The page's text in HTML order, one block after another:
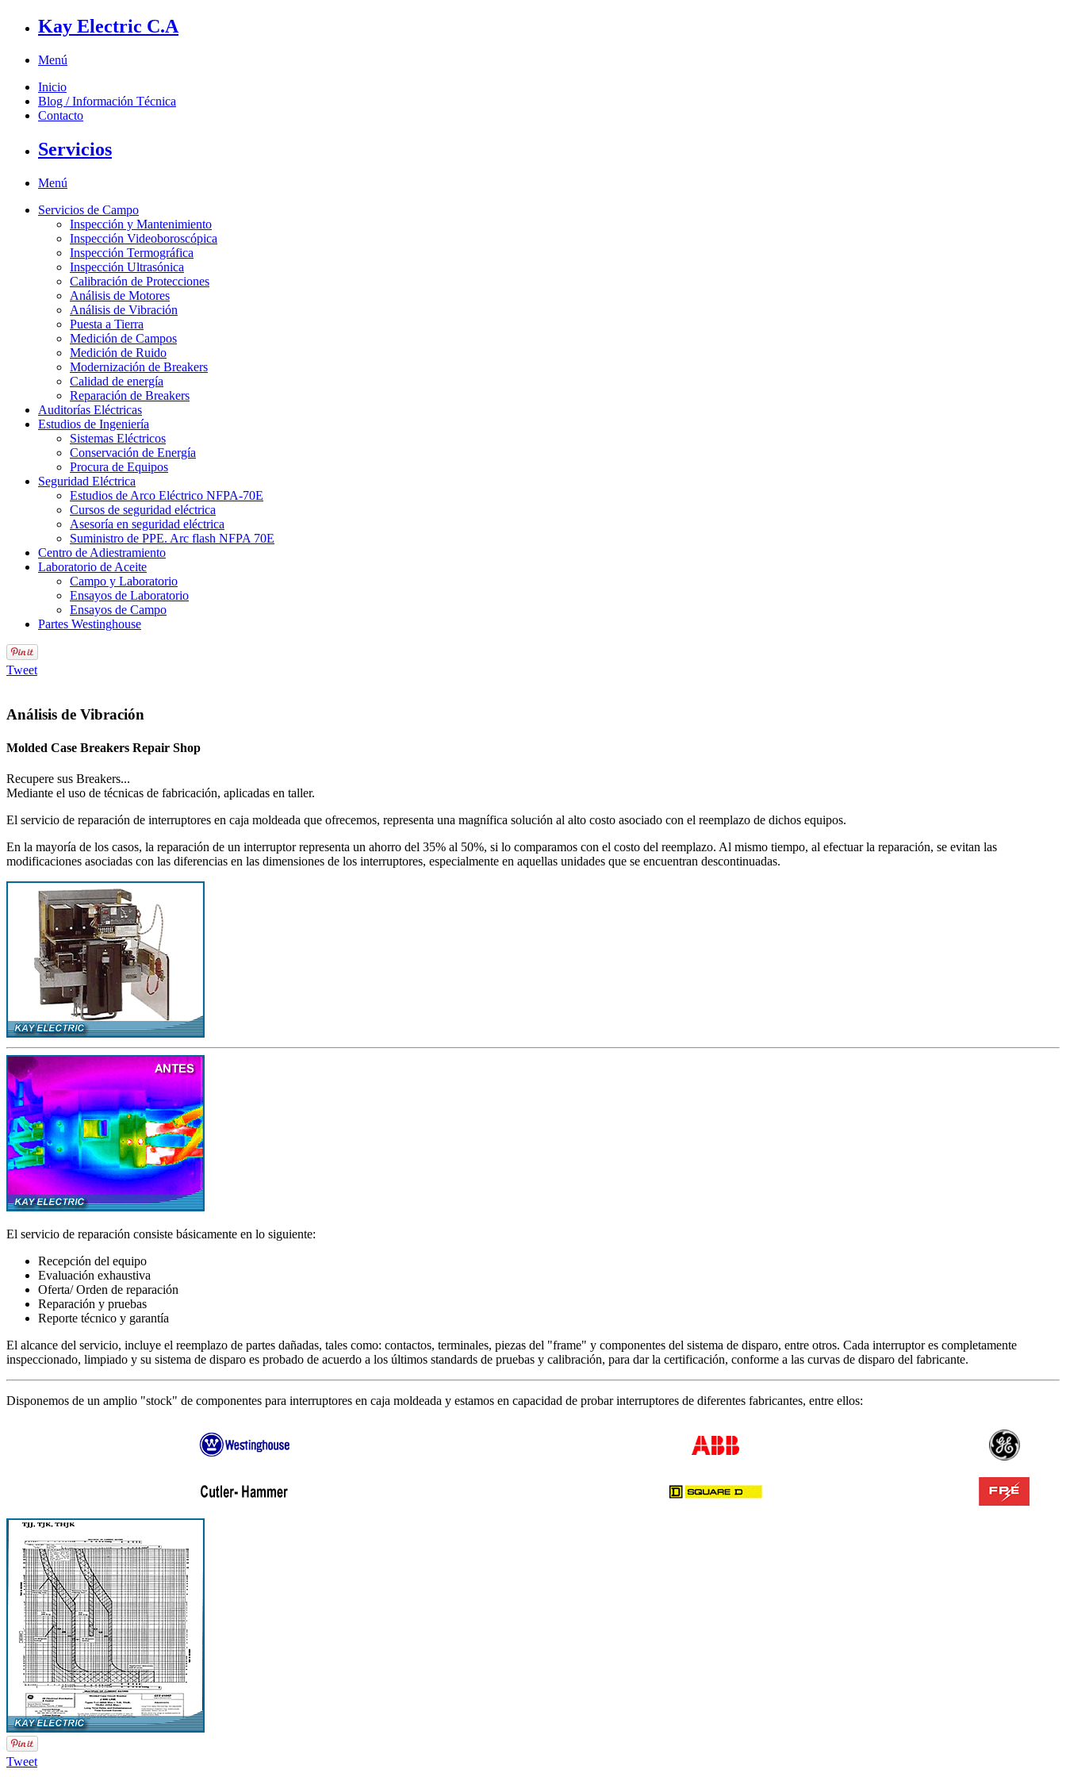
Kay Electric C.A
Menú
Inicio
Blog / Información Técnica
Contacto
Servicios
Menú
Servicios de Campo
Inspección y Mantenimiento
Inspección Videoboroscópica
Inspección Termográfica
Inspección Ultrasónica
Calibración de Protecciones
Análisis de Motores
Análisis de Vibración
Puesta a Tierra
Medición de Campos
Medición de Ruido
Modernización de Breakers
Calidad de energía
Reparación de Breakers
Auditorías Eléctricas
Estudios de Ingeniería
Sistemas Eléctricos
Conservación de Energía
Procura de Equipos
Seguridad Eléctrica
Estudios de Arco Eléctrico NFPA-70E
Cursos de seguridad eléctrica
Asesoría en seguridad eléctrica
Suministro de PPE. Arc flash NFPA 70E
Centro de Adiestramiento
Laboratorio de Aceite
Campo y Laboratorio
Ensayos de Laboratorio
Ensayos de Campo
Partes Westinghouse
Tweet
Análisis de Vibración
Molded Case Breakers Repair Shop
Recupere sus Breakers...
Mediante el uso de técnicas de fabricación, aplicadas en taller.
El servicio de reparación de interruptores en caja moldeada que ofrecemos, representa una magnífica solución al alto costo asociado con el reemplazo de dichos equipos.
En la mayoría de los casos, la reparación de un interruptor representa un ahorro del 35% al 50%, si lo comparamos con el costo del reemplazo. Al mismo tiempo, al efectuar la reparación, se evitan las
modificaciones asociadas con las diferencias en las dimensiones de los interruptores, especialmente en aquellas unidades que se encuentran descontinuadas.
El servicio de reparación consiste básicamente en lo siguiente:
Recepción del equipo
Evaluación exhaustiva
Oferta/ Orden de reparación
Reparación y pruebas
Reporte técnico y garantía
El alcance del servicio, incluye el reemplazo de partes dañadas, tales como: contactos, terminales, piezas del "frame" y componentes del sistema de disparo, entre otros. Cada interruptor es completamente
inspeccionado, limpiado y su sistema de disparo es probado de acuerdo a los últimos standards de pruebas y calibración, para dar la certificación, conforme a las curvas de disparo del fabricante.
Disponemos de un amplio "stock" de componentes para interruptores en caja moldeada y estamos en capacidad de probar interruptores de diferentes fabricantes, entre ellos:
Tweet